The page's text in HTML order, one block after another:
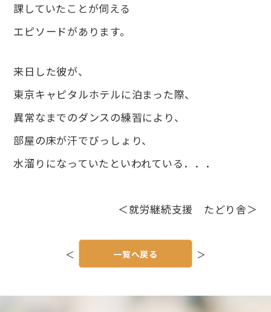
課していたことが伺える
エピソードがあります。
来日した彼が、
東京キャピタルホテルに泊まった際、
異常なまでのダンスの練習により、
部屋の床が汗でびっしょり、
水溜りになっていたといわれている．．．
＜就労継続支援 たどり舎＞
シ
＜ ＞
一覧へ戻る